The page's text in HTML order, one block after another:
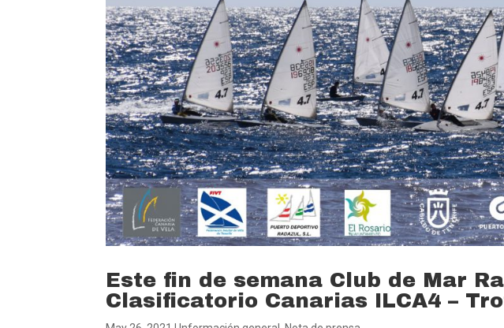
Este fin de semana Club de Mar
Clasificatorio Canarias ILCA4 –